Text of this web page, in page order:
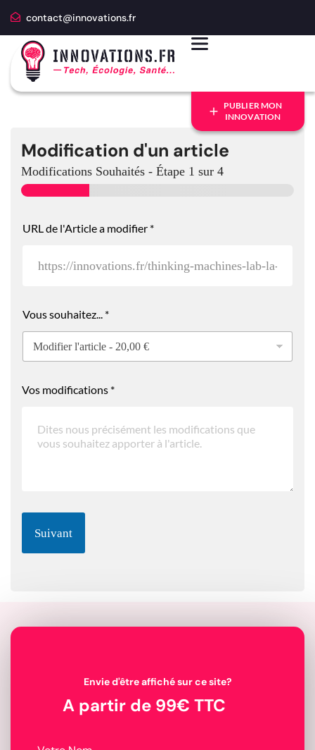
contact@innovations.fr
PUBLIER MON
INNOVATION
Modification d'un article
Modifications Souhaités - Étape 1 sur 4
URL de l'Article a modifier *
Vous souhaitez... *
Vos modifications *
Suivant
Envie d'être affiché sur ce site?
A partir de 99€ TTC